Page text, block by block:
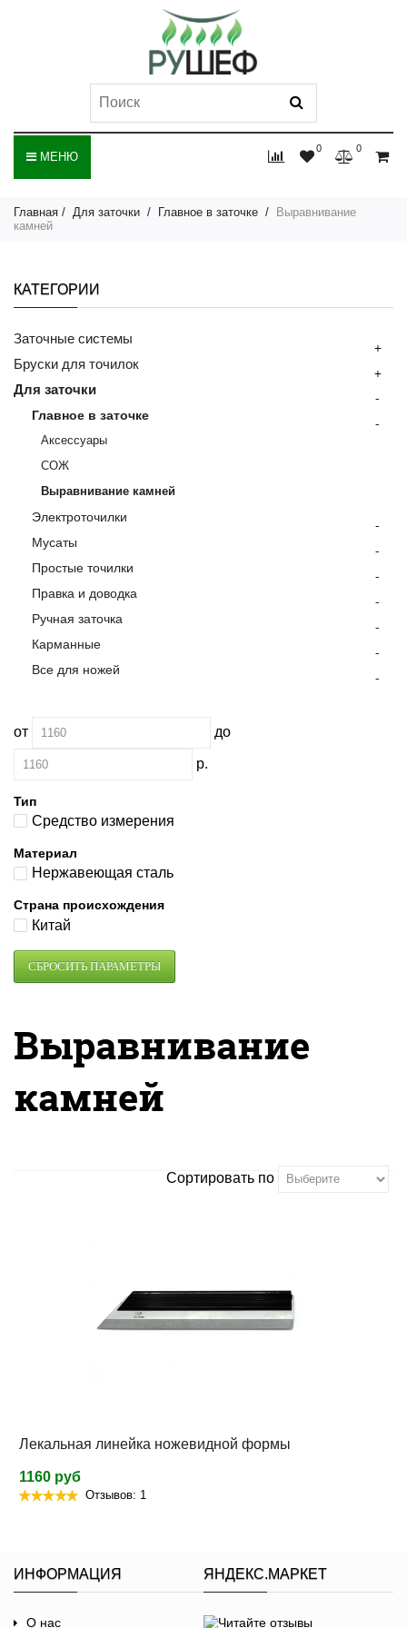
0 0
МЕНЮ
Главная Для заточки Главное в заточке
Выравнивание
камней
КАТЕГОРИИ
Заточные системы +
Бруски для точилок +
Для заточки -
Главное в заточке -
Аксессуары
СОЖ
Выравнивание камней
Электроточилки -
Мусаты -
Простые точилки -
Правка и доводка -
Ручная заточка -
Карманные -
Все для ножей -
от до
р.
Тип
Средство измерения
Материал
Нержавеющая сталь
Страна происхождения
Китай
Выравнивание
камней
Сортировать по
Лекальная линейка ножевидной формы
1160 руб
Отзывов: 1
ИНФОРМАЦИЯ
О нас
ЯНДЕКС.МАРКЕТ